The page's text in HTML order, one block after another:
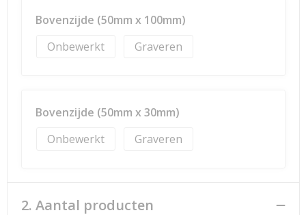
Bovenzijde (50mm x 100mm)
Onbewerkt
Graveren
Bovenzijde (50mm x 30mm)
Onbewerkt
Graveren
2. Aantal producten